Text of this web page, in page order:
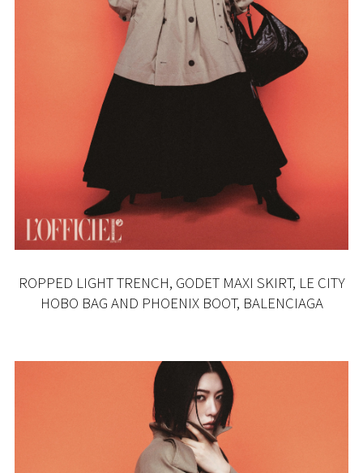
ROPPED LIGHT TRENCH, GODET MAXI SKIRT, LE CITY
HOBO BAG AND PHOENIX BOOT, BALENCIAGA